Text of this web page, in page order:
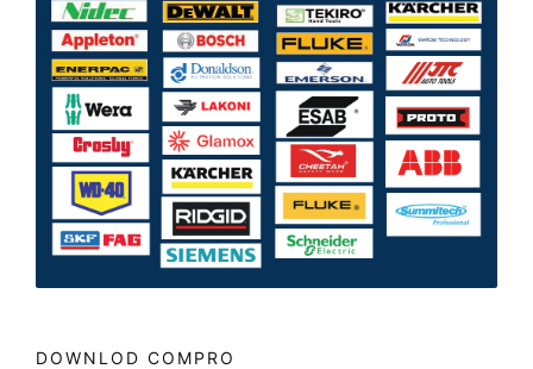
DOWNLOD COMPRO